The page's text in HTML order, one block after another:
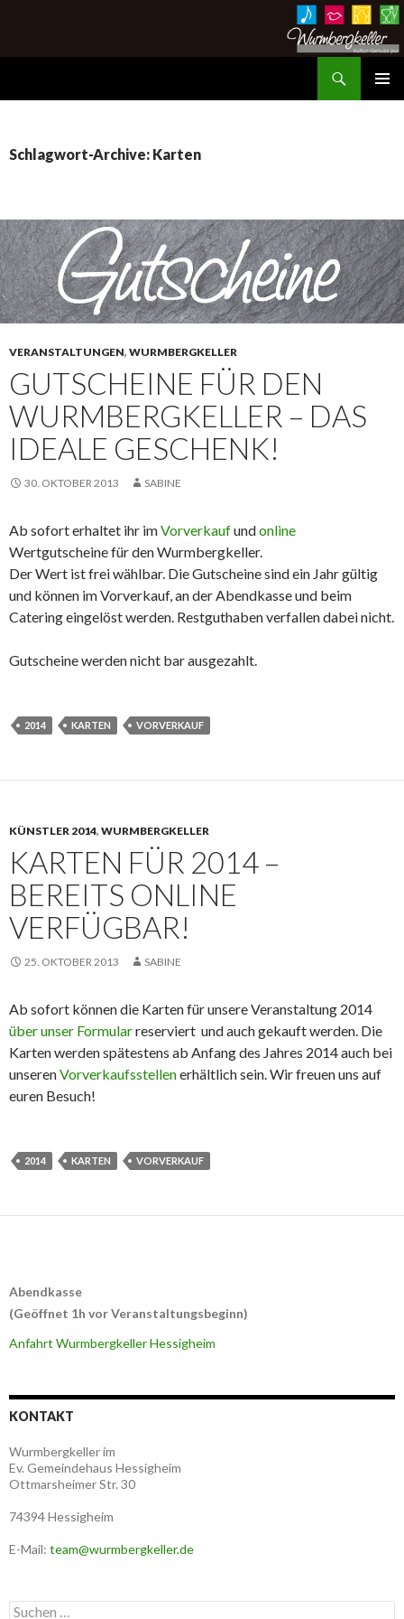
Schlagwort-Archive: Karten
VERANSTALTUNGEN, WURMBERGKELLER
GUTSCHEINE FÜR DEN
WURMBERGKELLER – DAS
IDEALE GESCHENK!
30. OKTOBER 2013 SABINE
Ab sofort erhaltet ihr imVorverkaufundonline
Wertgutscheine für den Wurmbergkeller.
Der Wert ist frei wählbar. Die Gutscheine sind ein Jahr gültig
und können im Vorverkauf, an der Abendkasse und beim
Catering eingelöst werden. Restguthaben verfallen dabei nicht.
Gutscheine werden nicht bar ausgezahlt.
2014 KARTEN VORVERKAUF
KÜNSTLER 2014, WURMBERGKELLER
KARTEN FÜR 2014 –
BEREITS ONLINE
VERFÜGBAR!
25. OKTOBER 2013 SABINE
Ab sofort können die Karten für unsere Veranstaltung 2014
über unser Formularreserviert und auch gekauft werden. Die
Karten werden spätestens ab Anfang des Jahres 2014 auch bei
unserenVorverkaufsstellenerhältlich sein. Wir freuen uns auf
euren Besuch!
2014 KARTEN VORVERKAUF
Abendkasse
(Geöffnet 1h vor Veranstaltungsbeginn)
Anfahrt Wurmbergkeller Hessigheim
KONTAKT
Wurmbergkeller im
Ev. Gemeindehaus Hessigheim
Ottmarsheimer Str. 30
74394 Hessigheim
E-Mail: team@wurmbergkeller.de
Suchen